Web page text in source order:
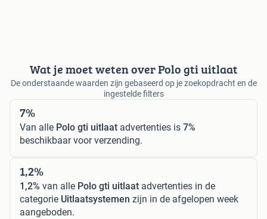
Wat je moet weten over Polo gti uitlaat
De onderstaande waarden zijn gebaseerd op je zoekopdracht en de
ingestelde filters
7%
Van alle Polo gti uitlaat advertenties is 7%
beschikbaar voor verzending.
1,2%
1,2% van alle Polo gti uitlaat advertenties in de
categorie Uitlaatsystemen zijn in de afgelopen week
aangeboden.